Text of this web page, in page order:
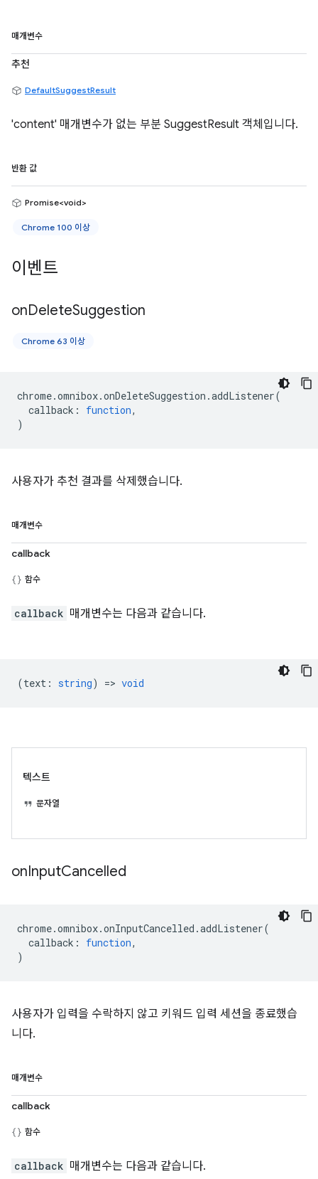
매개변수
추천
DefaultSuggestResult
'content' 매개변수가 없는 부분 SuggestResult 객체입니다.
반환 값
Promise<void>
Chrome 100 이상
이벤트
onDeleteSuggestion
Chrome 63 이상
chrome.omnibox.onDeleteSuggestion .addListener(
callback : function,
)
사용자가 추천 결과를 삭제했습니다.
매개변수
callback
함수
callback 매개변수는 다음과 같습니다.
(text : string) => void
텍스트
문자열
onInputCancelled
chrome.omnibox.onInputCancelled .addListener(
callback : function,
)
사용자가 입력을 수락하지 않고 키워드 입력 세션을 종료했습
니다.
매개변수
callback
함수
callback 매개변수는 다음과 같습니다.